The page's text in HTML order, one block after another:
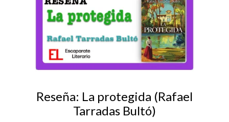
Reseña: La protegida (Rafael
Tarradas Bultó)